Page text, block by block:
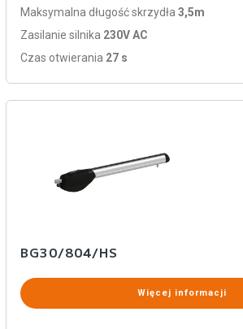
Maksymalna długość skrzydła 3,5m
Zasilanie silnika 230V AC
Czas otwierania 27 s
BG30/804/HS
Więcej informacji